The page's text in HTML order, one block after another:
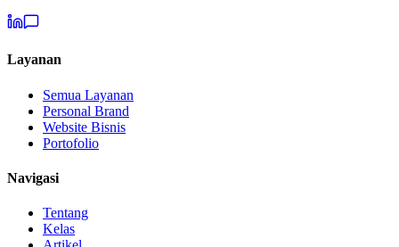
Layanan
Semua Layanan
Personal Brand
Website Bisnis
Portofolio
Navigasi
Tentang
Kelas